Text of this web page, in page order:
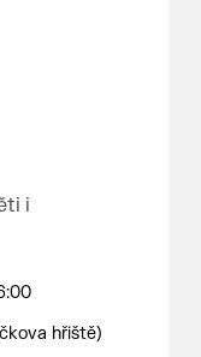
i
hřiště)